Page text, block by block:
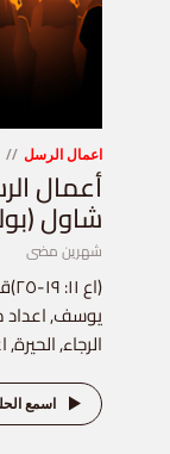
اعمال الرسل
شاول
شهرين مضى
يوسف,
الرجاء,
اسمع